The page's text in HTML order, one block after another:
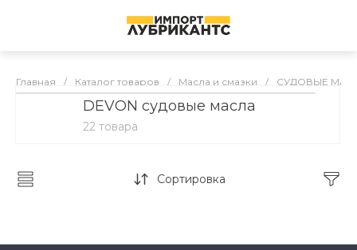
Главная / Каталог товаров / Масла и смазки / СУДОВЫЕ
СУДОВЫЕ МАСЛА
DEVON судовые масла
22 товара
Сортировка